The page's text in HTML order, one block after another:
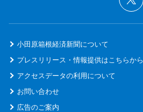
小田原箱根経済新聞について
プレスリリース・情報提供はこちらから
アクセスデータの利用について
お問い合わせ
広告のご案内